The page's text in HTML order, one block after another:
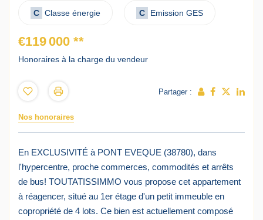
C Classe énergie C Emission GES
€119 000 **
Honoraires à la charge du vendeur
Partager :
Nos honoraires
En EXCLUSIVITÉ à PONT EVEQUE (38780), dans
l'hypercentre, proche commerces, commodités et arrêts
de bus! TOUTATISSIMMO vous propose cet appartement
à réagencer, situé au 1er étage d'un petit immeuble en
copropriété de 4 lots. Ce bien est actuellement composé